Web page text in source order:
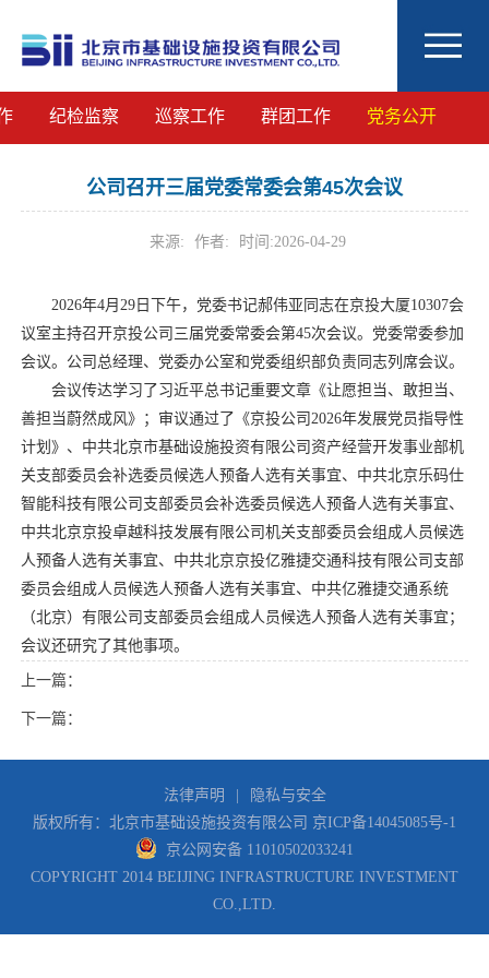
纪检监察 巡察工作 群团工作 党务公开
公司召开三届党委常委会第45次会议
来源: 作者: 时间:2026-04-29
2026年4月29日下午，党委书记郝伟亚同志在京投大厦10307会
议室主持召开京投公司三届党委常委会第45次会议。党委常委参加
会议。公司总经理、党委办公室和党委组织部负责同志列席会议。
会议传达学习了习近平总书记重要文章《让愿担当、敢担当、
善担当蔚然成风》；审议通过了《京投公司2026年发展党员指导性
计划》、中共北京市基础设施投资有限公司资产经营开发事业部机
关支部委员会补选委员候选人预备人选有关事宜、中共北京乐码仕
智能科技有限公司支部委员会补选委员候选人预备人选有关事宜、
中共北京京投卓越科技发展有限公司机关支部委员会组成人员候选
人预备人选有关事宜、中共北京京投亿雅捷交通科技有限公司支部
委员会组成人员候选人预备人选有关事宜、中共亿雅捷交通系统
（北京）有限公司支部委员会组成人员候选人预备人选有关事宜；
会议还研究了其他事项。
上一篇：
下一篇：
法律声明
隐私与安全
版权所有：北京市基础设施投资有限公司 京ICP备14045085号-1
京公网安备 11010502033241
COPYRIGHT 2014 BEIJING INFRASTRUCTURE INVESTMENT
CO.,LTD.